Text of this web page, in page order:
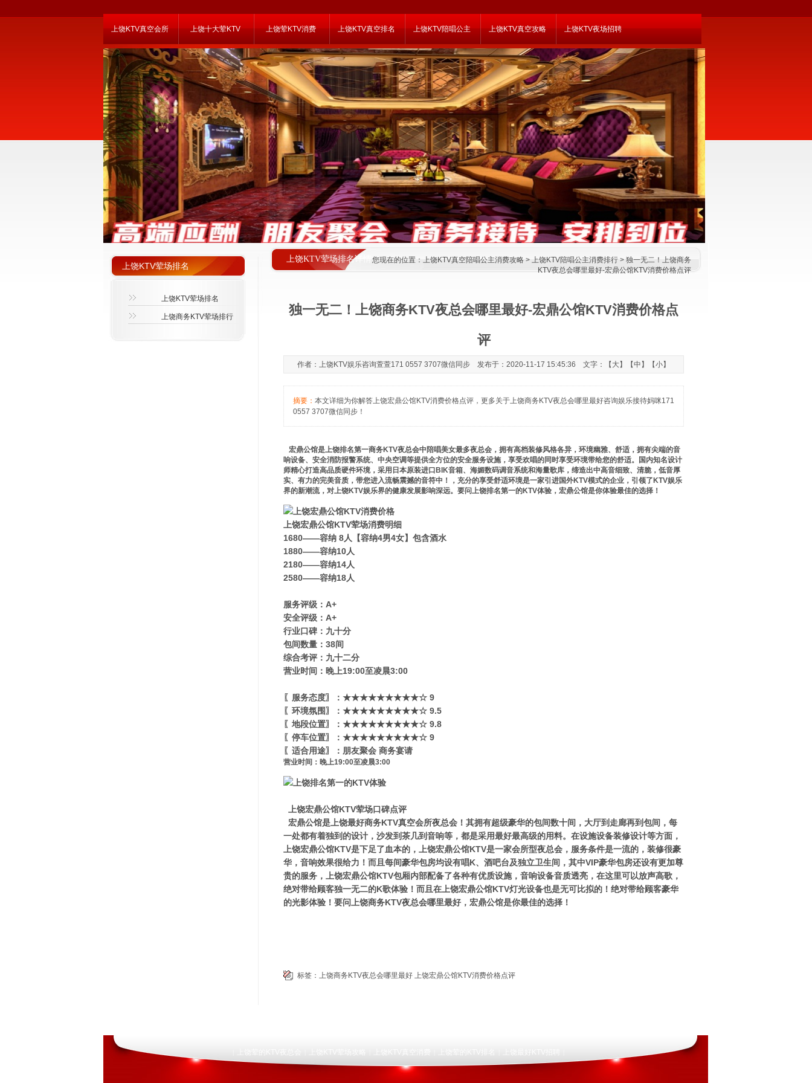
上饶KTV真空会所 上饶十大荤KTV 上饶荤KTV消费 上饶KTV真空排名 上饶KTV陪唱公主 上饶KTV真空攻略 上饶KTV夜场招聘
上饶KTV荤场排名详情 您现在的位置： 上饶KTV真空陪唱公主消费攻略 > 上饶KTV陪唱公主消费排行 > 独一无二！上饶商务
KTV夜总会哪里最好-宏鼎公馆KTV消费价格点评
上饶KTV荤场排名
上饶KTV荤场排名
上饶商务KTV荤场排行
独一无二！上饶商务KTV夜总会哪里最好-宏鼎公馆KTV消费价格点
评
作者：上饶KTV娱乐咨询萱萱171 0557 3707微信同步 发布于：2020-11-17 15:45:36 文字：【 大】【中 】【小】
摘要： 本文详细为你解答上饶宏鼎公馆KTV消费价格点评，更多关于上饶商务KTV夜总会哪里最好咨询娱乐接待妈咪171
0557 3707微信同步！
宏鼎公馆是上饶排名第一商务KTV夜总会中陪唱美女最多夜总会，拥有高档装修风格各异，环境幽雅、舒适，拥有尖端的音
响设备、安全消防报警系统、中央空调等提供全方位的安全服务设施，享受欢唱的同时享受环境带给您的舒适。国内知名设计
师精心打造高品质硬件环境，采用日本原装进口BIK音箱、海媚数码调音系统和海量歌库，缔造出中高音细致、清脆，低音厚
实、有力的完美音质，带您进入流畅震撼的音符中！，充分的享受舒适环境是一家引进国外KTV模式的企业，引领了KTV娱乐
界的新潮流，对上饶KTV娱乐界的健康发展影响深远。要问上饶排名第一的KTV体验，宏鼎公馆是你体验最佳的选择！
上饶宏鼎公馆KTV荤场消费明细
1680——容纳 8人【容纳4男4女】包含酒水
1880——容纳10人
2180——容纳14人
2580——容纳18人
服务评级：A+
安全评级：A+
行业口碑：九十分
包间数量：38间
综合考评：九十二分
营业时间：晚上19:00至凌晨3:00
〖服务态度〗：★★★★★★★★★☆ 9
〖环境氛围〗：★★★★★★★★★☆ 9.5
〖地段位置〗：★★★★★★★★★☆ 9.8
〖停车位置〗：★★★★★★★★★☆ 9
〖适合用途〗：朋友聚会 商务宴请
营业时间：晚上19:00至凌晨3:00
上饶宏鼎公馆KTV荤场口碑点评
宏鼎公馆是上饶最好商务KTV真空会所夜总会！其拥有超级豪华的包间数十间，大厅到走廊再到包间，每
一处都有着独到的设计，沙发到茶几到音响等，都是采用最好最高级的用料。在设施设备装修设计等方面，
上饶宏鼎公馆KTV是下足了血本的，上饶宏鼎公馆KTV是一家会所型夜总会，服务条件是一流的，装修很豪
华，音响效果很给力！而且每间豪华包房均设有唱K、酒吧台及独立卫生间，其中VIP豪华包房还设有更加尊
贵的服务，上饶宏鼎公馆KTV包厢内部配备了各种有优质设施，音响设备音质透亮，在这里可以放声高歌，
绝对带给顾客独一无二的K歌体验！而且在上饶宏鼎公馆KTV灯光设备也是无可比拟的！绝对带给顾客豪华
的光影体验！要问上饶商务KTV夜总会哪里最好，宏鼎公馆是你最佳的选择！
标签： 上饶商务KTV夜总会哪里最好 上饶宏鼎公馆KTV消费价格点评